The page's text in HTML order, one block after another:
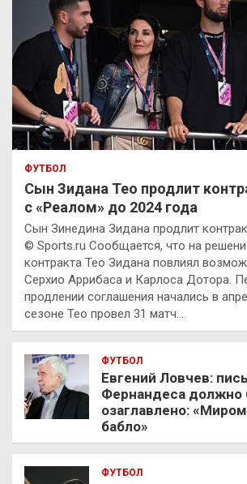
ФУТБОЛ
Сын Зидана Тео продлит
с «Реалом» до 2024 года
Сын Зинедина Зидана продлит
© Sports.ru Сообщается, что на
контракта Тео Зидана повлиял
Серхио Аррибаса и Карлоса Дотора.
продлении соглашения начались в
сезоне Тео провел 31 матч…
ФУТБОЛ
Евгений Ловчев:
Фернандеса должно
озаглавлено:
бабло»
ФУТБОЛ